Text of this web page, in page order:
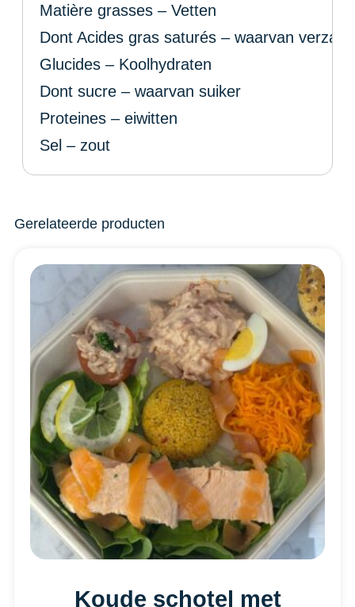
Matière grasses – Vetten
Dont Acides gras saturés – waarvan
Glucides – Koolhydraten
Dont sucre – waarvan suiker
Proteines – eiwitten
Sel – zout
Gerelateerde producten
Koude schotel met